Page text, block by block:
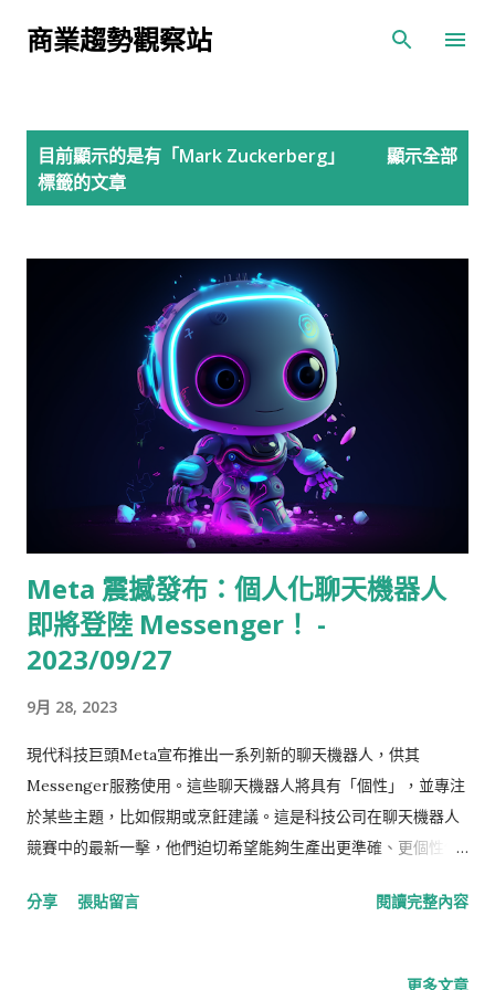
跳到主要內容
商業趨勢觀察站
目前顯示的是有「Mark Zuckerberg」
標籤的文章
顯示全部
Meta 震撼發布：個人化聊天機器人
即將登陸 Messenger！ -
2023/09/27
9月 28, 2023
現代科技巨頭Meta宣布推出一系列新的聊天機器人，供其
Messenger服務使用。這些聊天機器人將具有「個性」，並專注
於某些主題，比如假期或烹飪建議。這是科技公司在聊天機器人
競賽中的最新一擊，他們迫切希望能夠生產出更準確、更個性化
行官Mark Zuckerberg表示它們還有「局限性」。在加利福尼亞
分享 張貼留言 閱讀完整內容
更多文章